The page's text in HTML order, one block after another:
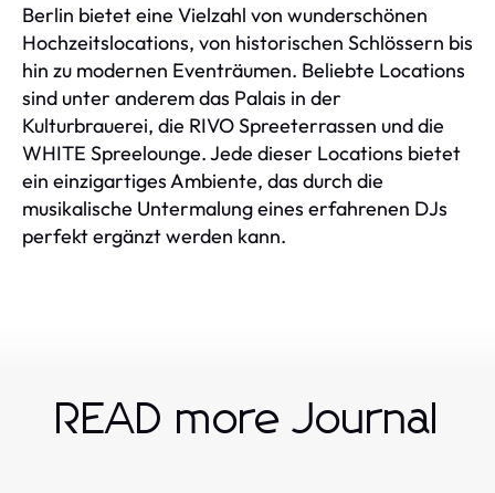
Berlin bietet eine Vielzahl von wunderschönen
Hochzeitslocations, von historischen Schlössern bis
hin zu modernen Eventräumen. Beliebte Locations
sind unter anderem das Palais in der
Kulturbrauerei, die RIVO Spreeterrassen und die
WHITE Spreelounge. Jede dieser Locations bietet
ein einzigartiges Ambiente, das durch die
musikalische Untermalung eines erfahrenen DJs
perfekt ergänzt werden kann.
READ more Journal